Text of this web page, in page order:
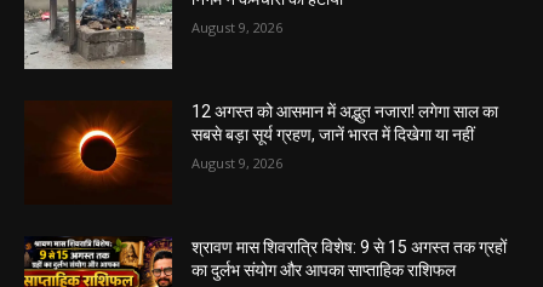
August 9, 2026
12 अगस्त को आसमान में अद्भुत नजारा! लगेगा साल का
सबसे बड़ा सूर्य ग्रहण, जानें भारत में दिखेगा या नहीं
August 9, 2026
श्रावण मास शिवरात्रि विशेष: 9 से 15 अगस्त तक ग्रहों
का दुर्लभ संयोग और आपका साप्ताहिक राशिफल